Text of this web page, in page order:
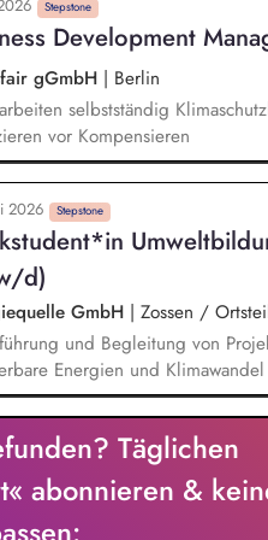
eine wirtschaftliche und
Du
Einsätze, schließt
ihrer Anlagen.
Stepstone
Development
gGmbH | Berlin
selbstständig
vor Kompensieren
2026 Stepstone
d)
GmbH | Zossen /
und Begleitung von
Energien und
Übungen und einfache
von Führungen in
Ablaufs inkl. Vor- und
und nachhaltigen
von Content für Social
Täglichen
abonnieren &